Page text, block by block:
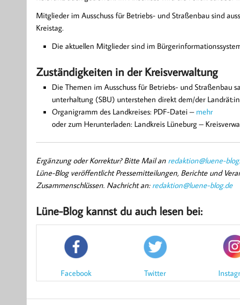
Mitglieder im Ausschuss für Betriebs- und Straßenbau sind
Kreistag.
Die aktuellen Mitglieder sind im
Zuständigkeiten in der Kreisverwaltung
Die Themen im Ausschuss für Betriebs- und Straßenbau
unterhaltung (SBU) unterstehen direkt dem/der
Organigramm des Landkreises: PDF-Datei – mehr
oder zum Herunterladen: Landkreis Lüneburg –
Ergänzung oder Korrektur? Bitte Mail an redaktion@luene-
Lüne-Blog veröffentlicht Pressemitteilungen, Berichte und
Zusammenschlüssen. Nachricht an: redaktion@luene-blog.de
Lüne-Blog kannst du auch lesen bei:
Facebook Twitter